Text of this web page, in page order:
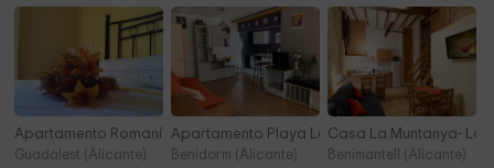
Apartamento Romaní - El Salat
Guadalest (Alicante)
Apartamento Playa Levante
Benidorm (Alicante)
Casa La Muntanya- Loft
Benimantell (Alicante)